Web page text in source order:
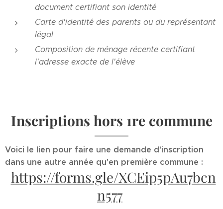
document certifiant son identité
Carte d'identité des parents ou du représentant
légal
Composition de ménage récente certifiant
l'adresse exacte de l'élève
Inscriptions hors 1re commune
Voici le lien pour faire une demande d'inscription
dans une autre année qu'en première commune :
https://forms.gle/XCEip5pAu7bcn
n577